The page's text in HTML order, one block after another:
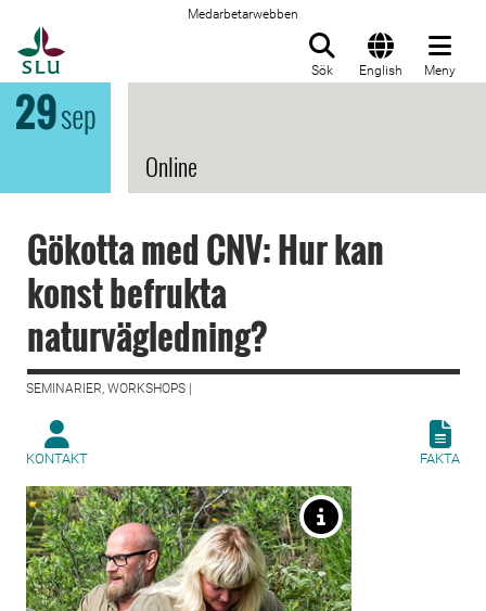
Medarbetarwebben
Sök English Meny
29sep
Online
Gökotta med CNV: Hur kan
konst befrukta
naturvägledning?
SEMINARIER, WORKSHOPS |
KONTAKT FAKTA